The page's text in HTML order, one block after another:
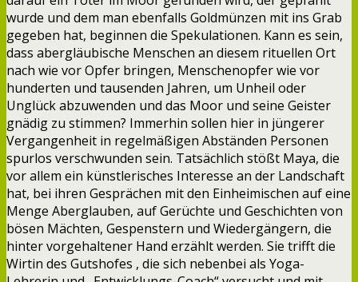
wurde und dem man ebenfalls Goldmünzen mit ins Grab
gegeben hat, beginnen die Spekulationen. Kann es sein,
dass abergläubische Menschen an diesem rituellen Ort
nach wie vor Opfer bringen, Menschenopfer wie vor
hunderten und tausenden Jahren, um Unheil oder
Unglück abzuwenden und das Moor und seine Geister
gnädig zu stimmen? Immerhin sollen hier in jüngerer
Vergangenheit in regelmäßigen Abständen Personen
spurlos verschwunden sein. Tatsächlich stößt Maya, die
vor allem ein künstlerisches Interesse an der Landschaft
hat, bei ihren Gesprächen mit den Einheimischen auf eine
Menge Aberglauben, auf Gerüchte und Geschichten von
bösen Mächten, Gespenstern und Wiedergängern, die
hinter vorgehaltener Hand erzählt werden. Sie trifft die
Wirtin des Gutshofes , die sich nebenbei als Yoga-